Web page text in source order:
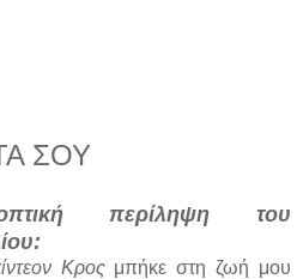
ΣΟΥ
περίληψη του
Κροςμπήκε στη ζωή μου